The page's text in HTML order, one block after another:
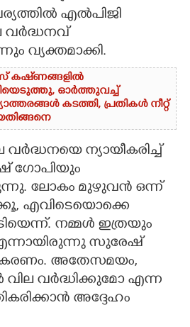
എല്‍പിജി
വര്‍ദ്ധനവ്
വ്യക്തമാക്കി.
കഷ്‌ണങ്ങളിൽ
ഓർത്തുവച്ച്
കടത്തി, പ്രതികൾ നീറ്റ്
ന്യായീകരിച്ച്
ഗോപിയും
ലോകം മുഴുവൻ ഒന്ന്
എവിടെയൊക്കെ
നമ്മൾ ഇത്രയും
എന്നായിരുന്നു സുരേഷ്
അതേസമയം,
വർദ്ധിക്കുമോ എന്ന
അദ്ദേഹം